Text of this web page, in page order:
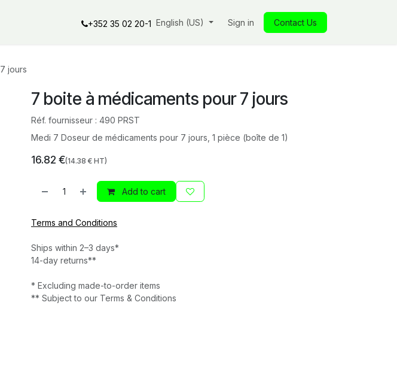
Our products Our commitments Insights Our store Jobs
+352 35 02 20-1 English (US) Sign in Contact Us
jours
7 boite à médicaments pour 7 jours
Réf. fournisseur : 490 PRST
Medi 7 Doseur de médicaments pour 7 jours, 1 pièce (boîte de 1)
16.82 €(14.38 € HT)
Add to cart
Terms and Conditions
Ships within 2–3 days*
14-day returns**
* Excluding made-to-order items
** Subject to our Terms & Conditions